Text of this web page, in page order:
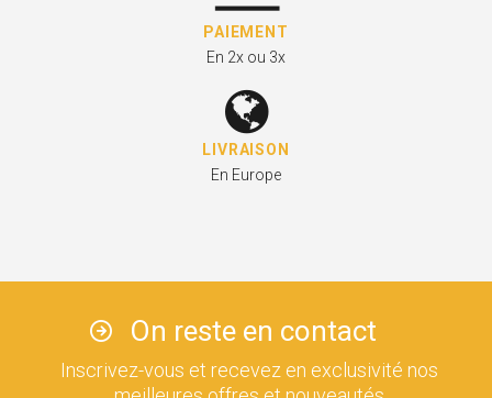
PAIEMENT
En 2x ou 3x
LIVRAISON
En Europe
On reste en contact
Inscrivez-vous et recevez en exclusivité nos